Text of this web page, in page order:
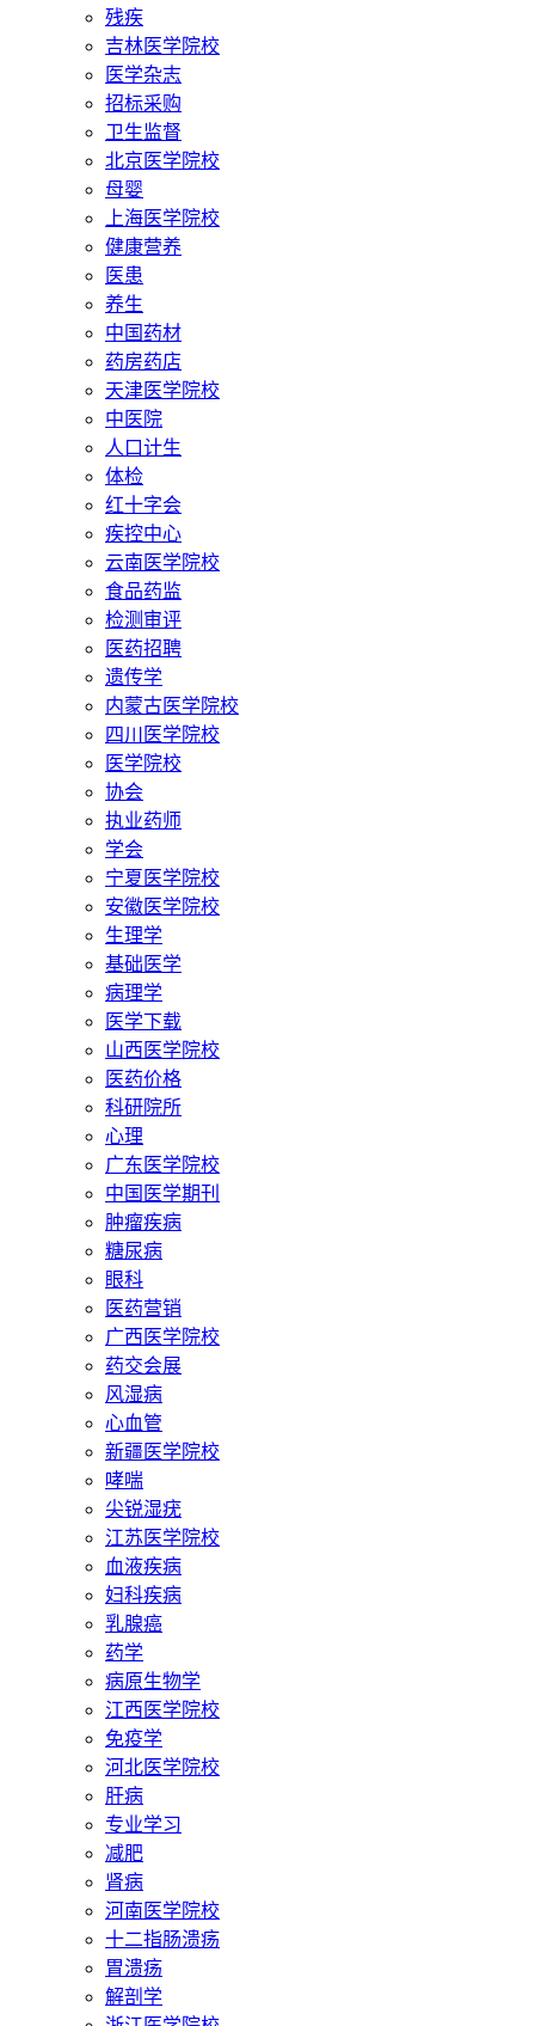
残疾
吉林医学院校
医学杂志
招标采购
卫生监督
北京医学院校
母婴
上海医学院校
健康营养
医患
养生
中国药材
药房药店
天津医学院校
中医院
人口计生
体检
红十字会
疾控中心
云南医学院校
食品药监
检测审评
医药招聘
遗传学
内蒙古医学院校
四川医学院校
医学院校
协会
执业药师
学会
宁夏医学院校
安徽医学院校
生理学
基础医学
病理学
医学下载
山西医学院校
医药价格
科研院所
心理
广东医学院校
中国医学期刊
肿瘤疾病
糖尿病
眼科
医药营销
广西医学院校
药交会展
风湿病
心血管
新疆医学院校
哮喘
尖锐湿疣
江苏医学院校
血液疾病
妇科疾病
乳腺癌
药学
病原生物学
江西医学院校
免疫学
河北医学院校
肝病
专业学习
减肥
肾病
河南医学院校
十二指肠溃疡
胃溃疡
解剖学